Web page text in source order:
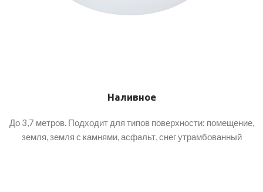
Наливное
До 3,7 метров. Подходит для типов поверхности: помещение,
земля, земля с камнями, асфальт, снег утрамбованный